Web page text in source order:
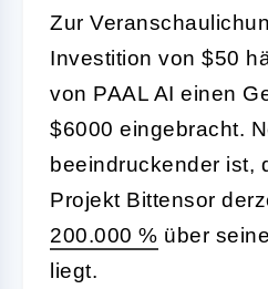
Zur
Investition von $50
von PAAL AI einen
$6000 eingebracht.
beeindruckender ist,
Projekt Bittensor
200.000 % über
liegt.